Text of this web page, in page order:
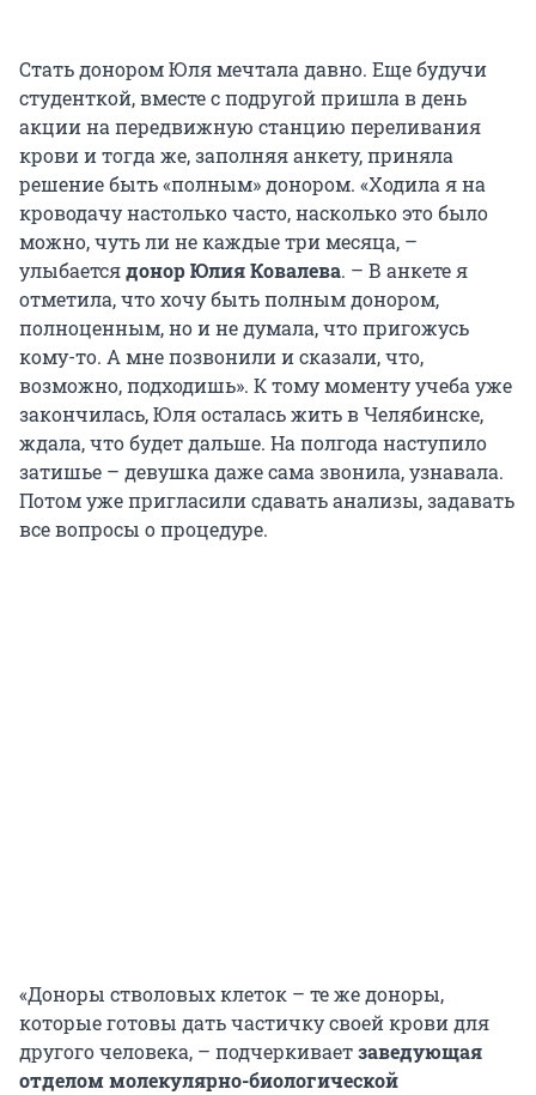
Стать донором Юля мечтала давно. Еще будучи
студенткой, вместе с подругой пришла в день
акции на передвижную станцию переливания
крови и тогда же, заполняя анкету, приняла
решение быть «полным» донором. «Ходила я на
кроводачу настолько часто, насколько это было
можно, чуть ли не каждые три месяца, –
улыбаетсядонор Юлия Ковалева. – В анкете я
отметила, что хочу быть полным донором,
полноценным, но и не думала, что пригожусь
кому-то. А мне позвонили и сказали, что,
возможно, подходишь». К тому моменту учеба уже
закончилась, Юля осталась жить в Челябинске,
ждала, что будет дальше. На полгода наступило
затишье – девушка даже сама звонила, узнавала.
Потом уже пригласили сдавать анализы, задавать
все вопросы о процедуре.
«Доноры стволовых клеток – те же доноры,
которые готовы дать частичку своей крови для
другого человека, – подчеркиваетзаведующая
отделом молекулярно-биологической